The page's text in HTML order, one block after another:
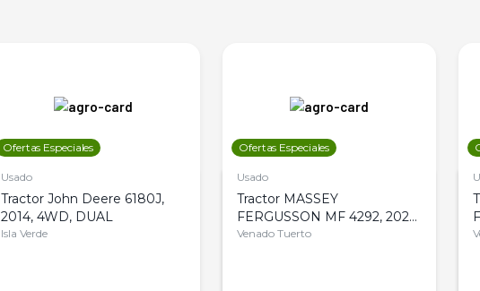
Ofertas Especiales
Usado
Tractor John Deere 6180J,
2014, 4WD, DUAL
Isla Verde
Ofertas Especiales
Usado
Tractor MASSEY
FERGUSSON MF 4292, 2020,
4WD, PATON
Venado Tuerto